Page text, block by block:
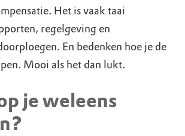
Het is vaak taai
regelgeving en
En bedenken hoe je de
Mooi als het dan lukt.
je weleens